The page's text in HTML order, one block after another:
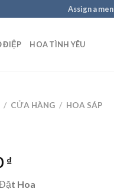
Assign a
ĐIỆP HOA TÌNH YÊU
/ CỬA HÀNG / HOA SÁP
₫
Hoa